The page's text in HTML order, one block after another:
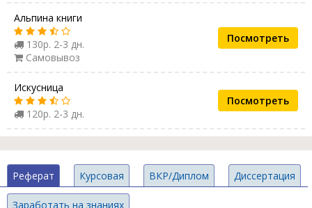
Альпина книги
130р. 2-3 дн.
Самовывоз
Посмотреть
Искусница
120р. 2-3 дн.
Посмотреть
Реферат Курсовая ВКР/Диплом Диссертация
Заработать на знаниях